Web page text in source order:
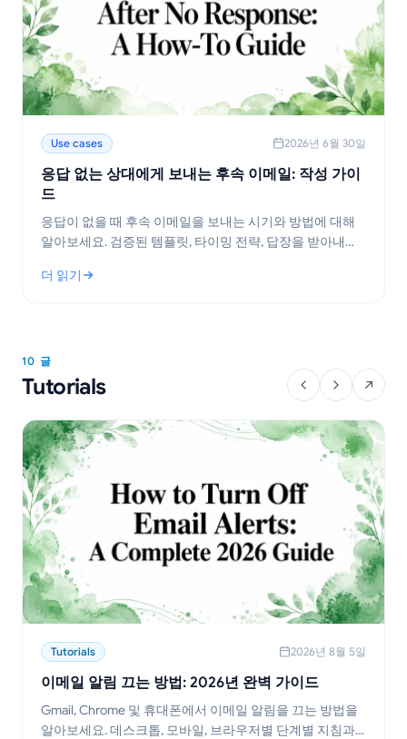
Use cases 2026년 6월 30일
응답 없는 상대에게 보내는 후속 이메일: 작성 가이
드
응답이 없을 때 후속 이메일을 보내는 시기와 방법에 대해
알아보세요. 검증된 템플릿, 타이밍 전략, 답장을 받아내는
더 읽기
: 응답 없는 상대에게 보내는 후속 이메일: 작성 가이드
10 글
Tutorials
Tutorials 2026년 8월 5일
이메일 알림 끄는 방법: 2026년 완벽 가이드
Gmail, Chrome 및 휴대폰에서 이메일 알림을 끄는 방법을
알아보세요. 데스크톱, 모바일, 브라우저별 단계별 지침과